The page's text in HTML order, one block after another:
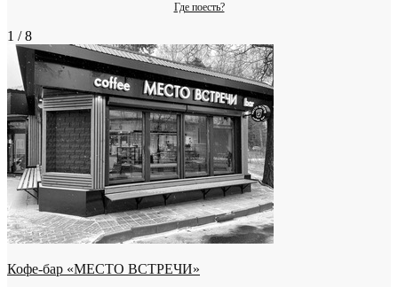
Где поесть?
1 / 8
Кофе-бар «МЕСТО ВСТРЕЧИ»